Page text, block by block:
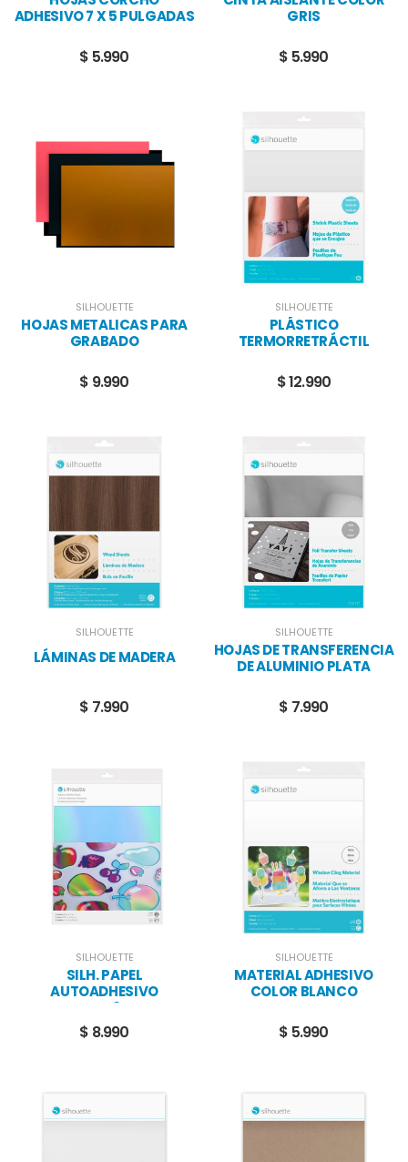
ADHESIVO 7 X 5 PULGADAS
$ 5.990
GRIS
$ 5.990
SILHOUETTE
HOJAS METALICAS PARA
GRABADO
$ 9.990
SILHOUETTE
PLÁSTICO
TERMORRETRÁCTIL
TRANSPARENTE
$ 12.990
SILHOUETTE
LÁMINAS DE MADERA
$ 7.990
SILHOUETTE
HOJAS DE TRANSFERENCIA
DE ALUMINIO PLATA
$ 7.990
SILHOUETTE
SILH. PAPEL
AUTOADHESIVO
IRIDISCENTE 8 X CARTA
$ 8.990
SILHOUETTE
MATERIAL ADHESIVO
COLOR BLANCO
$ 5.990